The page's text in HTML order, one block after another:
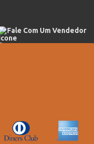
Fale Com Um Vendedor